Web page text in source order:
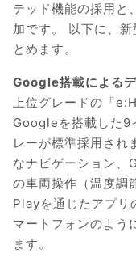
テッド機能の採用と
加です。 以下に、
とめます。
Google搭載による
上位グレードの「
Googleを搭載した9
レーが標準採用さ
なナビゲーション、
の車両操作（温度調
Playを通じたアプリ
マートフォンのよう
ます。